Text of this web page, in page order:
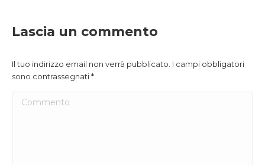
Lascia un commento
Il tuo indirizzo email non verrà pubblicato. I campi obbligatori
sono contrassegnati*
Commento